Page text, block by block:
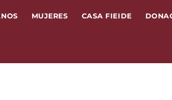
MUJERES CASA FIEIDE